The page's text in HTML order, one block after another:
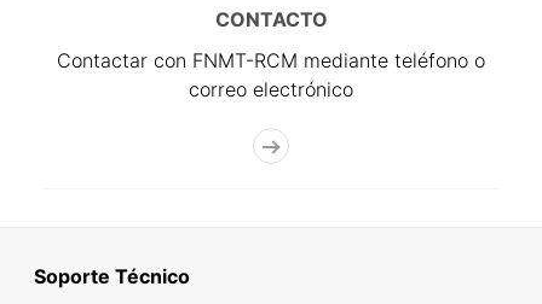
CONTACTO
Contactar con FNMT-RCM mediante teléfono o
correo electrónico
Soporte Técnico